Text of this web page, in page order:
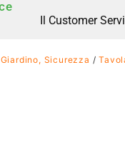
Il Customer
Sicurezza /